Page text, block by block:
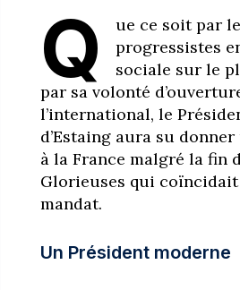
Q
ue ce soit par
progressistes
sociale sur le
par sa volonté
l’international, le
d’Estaing aura su
à la France malgré la fin
Glorieuses qui coïncidait
mandat.
Un Président moderne